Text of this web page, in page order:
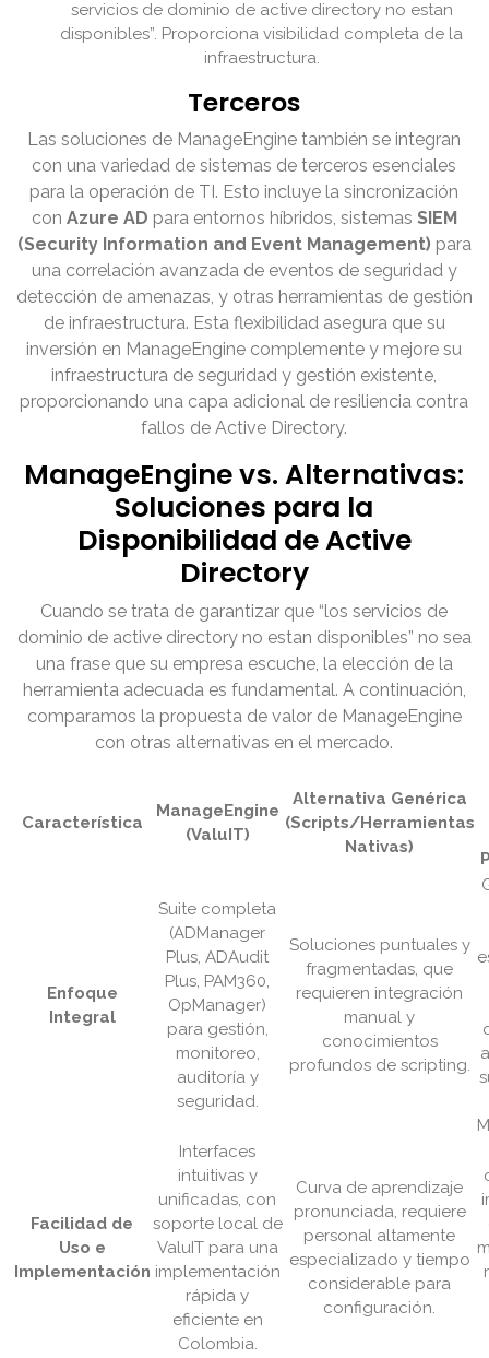
servicios de dominio de active directory no estan
disponibles”. Proporciona visibilidad completa de la
infraestructura.
Terceros
Las soluciones de ManageEngine también se integran
con una variedad de sistemas de terceros esenciales
para la operación de TI. Esto incluye la sincronización
con Azure AD para entornos híbridos, sistemas SIEM
(Security Information and Event Management) para
una correlación avanzada de eventos de seguridad y
detección de amenazas, y otras herramientas de gestión
de infraestructura. Esta flexibilidad asegura que su
inversión en ManageEngine complemente y mejore su
infraestructura de seguridad y gestión existente,
proporcionando una capa adicional de resiliencia contra
fallos de Active Directory.
ManageEngine vs. Alternativas:
Soluciones para la
Disponibilidad de Active
Directory
Cuando se trata de garantizar que “los servicios de
dominio de active directory no estan disponibles” no sea
una frase que su empresa escuche, la elección de la
herramienta adecuada es fundamental. A continuación,
comparamos la propuesta de valor de ManageEngine
con otras alternativas en el mercado.
Característica
ManageEngine
(ValuIT)
Alternativa Genérica
(Scripts/Herramientas
Nativas)
Enfoque
Integral
Suite completa
(ADManager
Plus, ADAudit
Plus, PAM360,
OpManager)
para gestión,
monitoreo,
auditoría y
seguridad.
Soluciones puntuales y
fragmentadas, que
requieren integración
manual y
conocimientos
profundos de scripting.
Facilidad de
Uso e
Implementación
Interfaces
intuitivas y
unificadas, con
soporte local de
ValuIT para una
implementación
rápida y
eficiente en
Colombia.
Curva de aprendizaje
pronunciada, requiere
personal altamente
especializado y tiempo
considerable para
configuración.